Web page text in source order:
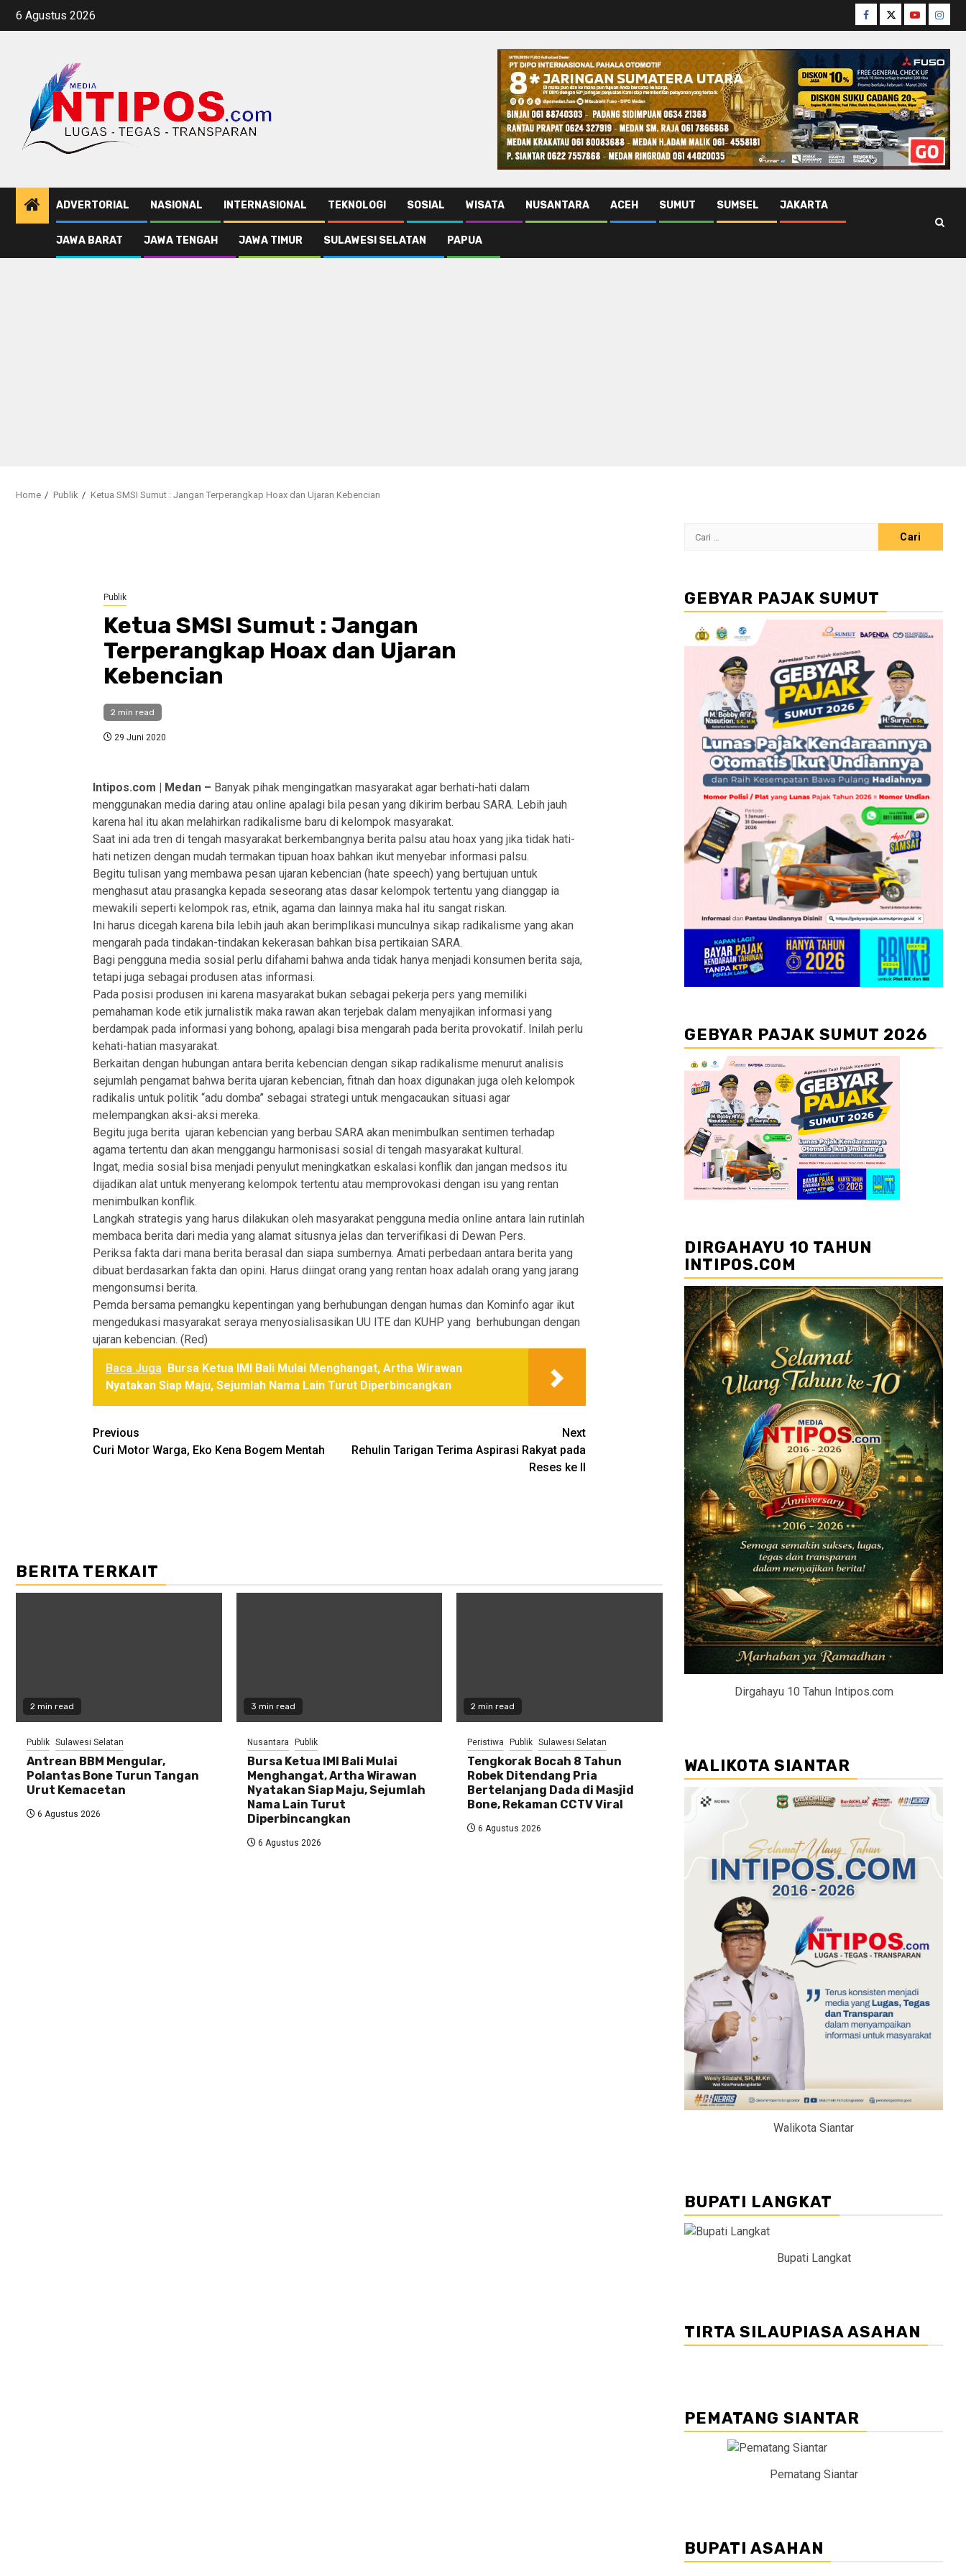
Skip
6 Agustus 2026 Facebook
TwitterYoutube
ADVERTORIAL NASIONAL INTERNASIONAL TEKNOLOGI SOSIAL WISATA NUSANTARA ACEH SUMUT SUMSEL JAKARTA
JAWA BARAT JAWA TENGAH JAWA TIMUR SULAWESI SELATAN PAPUA
Home Publik Ketua SMSI Sumut : Jangan Terperangkap Hoax dan Ujaran Kebencian
Publik
Ketua SMSI Sumut : Jangan
Terperangkap Hoax dan Ujaran
Kebencian
2 min read
29 Juni 2020
Intipos.com | Medan – Banyak pihak mengingatkan masyarakat agar berhati-hati dalam
menggunakan media daring atau online apalagi bila pesan yang dikirim berbau SARA. Lebih jauh
karena hal itu akan melahirkan radikalisme baru di kelompok masyarakat.
Saat ini ada tren di tengah masyarakat berkembangnya berita palsu atau hoax yang jika tidak hati-
hati netizen dengan mudah termakan tipuan hoax bahkan ikut menyebar informasi palsu.
Begitu tulisan yang membawa pesan ujaran kebencian (hate speech) yang bertujuan untuk
menghasut atau prasangka kepada seseorang atas dasar kelompok tertentu yang dianggap ia
mewakili seperti kelompok ras, etnik, agama dan lainnya maka hal itu sangat riskan.
Ini harus dicegah karena bila lebih jauh akan berimplikasi munculnya sikap radikalisme yang akan
mengarah pada tindakan-tindakan kekerasan bahkan bisa pertikaian SARA.
Bagi pengguna media sosial perlu difahami bahwa anda tidak hanya menjadi konsumen berita saja,
tetapi juga sebagai produsen atas informasi.
Pada posisi produsen ini karena masyarakat bukan sebagai pekerja pers yang memiliki
pemahaman kode etik jurnalistik maka rawan akan terjebak dalam menyajikan informasi yang
berdampak pada informasi yang bohong, apalagi bisa mengarah pada berita provokatif. Inilah perlu
kehati-hatian masyarakat.
Berkaitan dengan hubungan antara berita kebencian dengan sikap radikalisme menurut analisis
sejumlah pengamat bahwa berita ujaran kebencian, fitnah dan hoax digunakan juga oleh kelompok
radikalis untuk politik “adu domba” sebagai strategi untuk mengacaukan situasi agar
melempangkan aksi-aksi mereka.
Begitu juga berita ujaran kebencian yang berbau SARA akan menimbulkan sentimen terhadap
agama tertentu dan akan menggangu harmonisasi sosial di tengah masyarakat kultural.
Ingat, media sosial bisa menjadi penyulut meningkatkan eskalasi konflik dan jangan medsos itu
dijadikan alat untuk menyerang kelompok tertentu atau memprovokasi dengan isu yang rentan
menimbulkan konflik.
Langkah strategis yang harus dilakukan oleh masyarakat pengguna media online antara lain rutinlah
membaca berita dari media yang alamat situsnya jelas dan terverifikasi di Dewan Pers.
Periksa fakta dari mana berita berasal dan siapa sumbernya. Amati perbedaan antara berita yang
dibuat berdasarkan fakta dan opini. Harus diingat orang yang rentan hoax adalah orang yang jarang
mengonsumsi berita.
Pemda bersama pemangku kepentingan yang berhubungan dengan humas dan Kominfo agar ikut
mengedukasi masyarakat seraya menyosialisasikan UU ITE dan KUHP yang berhubungan dengan
ujaran kebencian. (Red)
Baca Juga Bursa Ketua IMI Bali Mulai Menghangat, Artha Wirawan
Nyatakan Siap Maju, Sejumlah Nama Lain Turut Diperbincangkan
Post
navigation
Previous
Curi Motor Warga, Eko Kena Bogem Mentah
Next
Rehulin Tarigan Terima Aspirasi Rakyat pada
Reses ke II
BERITA TERKAIT
2 min read
Publik Sulawesi Selatan
Antrean BBM Mengular,
Polantas Bone Turun Tangan
Urut Kemacetan
6 Agustus 2026
3 min read
Nusantara Publik
Bursa Ketua IMI Bali Mulai
Menghangat, Artha Wirawan
Nyatakan Siap Maju, Sejumlah
Nama Lain Turut
Diperbincangkan
6 Agustus 2026
2 min read
Peristiwa Publik Sulawesi Selatan
Tengkorak Bocah 8 Tahun
Robek Ditendang Pria
Bertelanjang Dada di Masjid
Bone, Rekaman CCTV Viral
6 Agustus 2026
Cari
GEBYAR PAJAK SUMUT
GEBYAR PAJAK SUMUT 2026
DIRGAHAYU 10 TAHUN
INTIPOS.COM
Dirgahayu 10 Tahun Intipos.com
WALIKOTA SIANTAR
Walikota Siantar
BUPATI LANGKAT
Bupati Langkat
TIRTA SILAUPIASA ASAHAN
PEMATANG SIANTAR
Pematang Siantar
BUPATI ASAHAN